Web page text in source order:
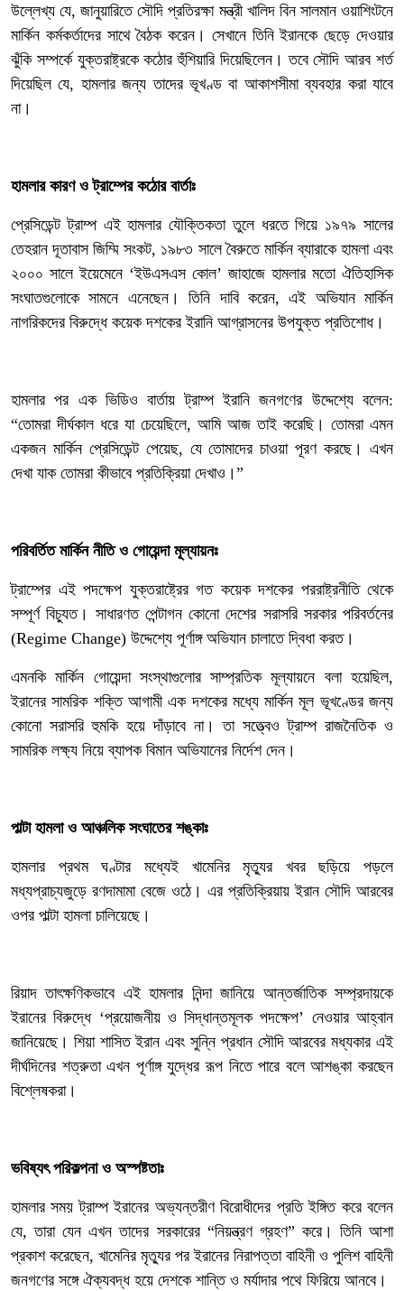
‎উল্লেখ্য যে, জানুয়ারিতে সৌদি প্রতিরক্ষা মন্ত্রী খালিদ বিন সালমান ওয়াশিংটনে
মার্কিন কর্মকর্তাদের সাথে বৈঠক করেন। সেখানে তিনি ইরানকে ছেড়ে দেওয়ার
ঝুঁকি সম্পর্কে যুক্তরাষ্ট্রকে কঠোর হুঁশিয়ারি দিয়েছিলেন। তবে সৌদি আরব শর্ত
দিয়েছিল যে, হামলার জন্য তাদের ভূখণ্ড বা আকাশসীমা ব্যবহার করা যাবে
না।
‎হামলার কারণ ও ট্রাম্পের কঠোর বার্তাঃ
‎প্রেসিডেন্ট ট্রাম্প এই হামলার যৌক্তিকতা তুলে ধরতে গিয়ে ১৯৭৯ সালের
তেহরান দূতাবাস জিম্মি সংকট, ১৯৮৩ সালে বৈরুতে মার্কিন ব্যারাকে হামলা এবং
২০০০ সালে ইয়েমেনে ‘ইউএসএস কোল’ জাহাজে হামলার মতো ঐতিহাসিক
সংঘাতগুলোকে সামনে এনেছেন। তিনি দাবি করেন, এই অভিযান মার্কিন
নাগরিকদের বিরুদ্ধে কয়েক দশকের ইরানি আগ্রাসনের উপযুক্ত প্রতিশোধ।
‎হামলার পর এক ভিডিও বার্তায় ট্রাম্প ইরানি জনগণের উদ্দেশ্যে বলেন:
“তোমরা দীর্ঘকাল ধরে যা চেয়েছিলে, আমি আজ তাই করেছি। তোমরা এমন
একজন মার্কিন প্রেসিডেন্ট পেয়েছ, যে তোমাদের চাওয়া পূরণ করছে। এখন
দেখা যাক তোমরা কীভাবে প্রতিক্রিয়া দেখাও।”
‎পরিবর্তিত মার্কিন নীতি ও গোয়েন্দা মূল্যায়নঃ
‎ট্রাম্পের এই পদক্ষেপ যুক্তরাষ্ট্রের গত কয়েক দশকের পররাষ্ট্রনীতি থেকে
সম্পূর্ণ বিচ্যুত। সাধারণত পেন্টাগন কোনো দেশের সরাসরি সরকার পরিবর্তনের
(Regime Change) উদ্দেশ্যে পূর্ণাঙ্গ অভিযান চালাতে দ্বিধা করত।
এমনকি মার্কিন গোয়েন্দা সংস্থাগুলোর সাম্প্রতিক মূল্যায়নে বলা হয়েছিল,
ইরানের সামরিক শক্তি আগামী এক দশকের মধ্যে মার্কিন মূল ভূখণ্ডের জন্য
কোনো সরাসরি হুমকি হয়ে দাঁড়াবে না। তা সত্ত্বেও ট্রাম্প রাজনৈতিক ও
সামরিক লক্ষ্য নিয়ে ব্যাপক বিমান অভিযানের নির্দেশ দেন।
‎পাল্টা হামলা ও আঞ্চলিক সংঘাতের শঙ্কাঃ
‎হামলার প্রথম ঘণ্টার মধ্যেই খামেনির মৃত্যুর খবর ছড়িয়ে পড়লে
মধ্যপ্রাচ্যজুড়ে রণদামামা বেজে ওঠে। এর প্রতিক্রিয়ায় ইরান সৌদি আরবের
ওপর পাল্টা হামলা চালিয়েছে।
রিয়াদ তাৎক্ষণিকভাবে এই হামলার নিন্দা জানিয়ে আন্তর্জাতিক সম্প্রদায়কে
ইরানের বিরুদ্ধে ‘প্রয়োজনীয় ও সিদ্ধান্তমূলক পদক্ষেপ’ নেওয়ার আহ্বান
জানিয়েছে। শিয়া শাসিত ইরান এবং সুন্নি প্রধান সৌদি আরবের মধ্যকার এই
দীর্ঘদিনের শত্রুতা এখন পূর্ণাঙ্গ যুদ্ধের রূপ নিতে পারে বলে আশঙ্কা করছেন
বিশ্লেষকরা।
‎ভবিষ্যৎ পরিকল্পনা ও অস্পষ্টতাঃ
‎হামলার সময় ট্রাম্প ইরানের অভ্যন্তরীণ বিরোধীদের প্রতি ইঙ্গিত করে বলেন
যে, তারা যেন এখন তাদের সরকারের “নিয়ন্ত্রণ গ্রহণ” করে। তিনি আশা
প্রকাশ করেছেন, খামেনির মৃত্যুর পর ইরানের নিরাপত্তা বাহিনী ও পুলিশ বাহিনী
জনগণের সঙ্গে ঐক্যবদ্ধ হয়ে দেশকে শান্তি ও মর্যাদার পথে ফিরিয়ে আনবে।